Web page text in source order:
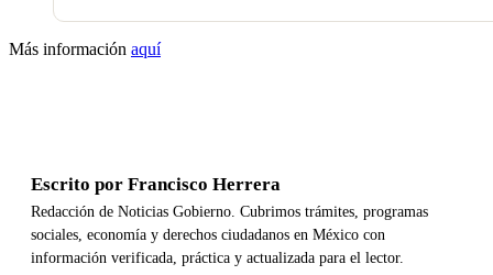
Más información aquí
Escrito por Francisco Herrera
Redacción de Noticias Gobierno. Cubrimos trámites, programas
sociales, economía y derechos ciudadanos en México con
información verificada, práctica y actualizada para el lector.